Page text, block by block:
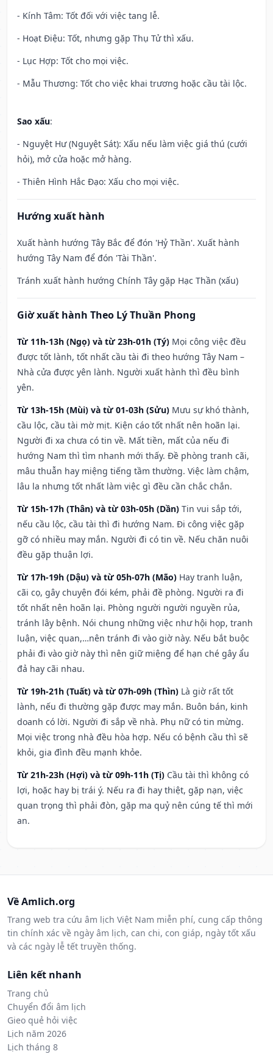
- Kính Tâm: Tốt đối với việc tang lễ.
- Hoạt Điệu: Tốt, nhưng gặp Thụ Tử thì xấu.
- Lục Hợp: Tốt cho mọi việc.
- Mẫu Thương: Tốt cho việc khai trương hoặc cầu tài lộc.
Sao xấu:
- Nguyệt Hư (Nguyệt Sát): Xấu nếu làm việc giá thú (cưới
hỏi), mở cửa hoặc mở hàng.
- Thiên Hình Hắc Đạo: Xấu cho mọi việc.
Hướng xuất hành
Xuất hành hướng Tây Bắc để đón 'Hỷ Thần'. Xuất hành
hướng Tây Nam để đón 'Tài Thần'.
Tránh xuất hành hướng Chính Tây gặp Hạc Thần (xấu)
Giờ xuất hành Theo Lý Thuần Phong
Từ 11h-13h (Ngọ) và từ 23h-01h (Tý) Mọi công việc đều
được tốt lành, tốt nhất cầu tài đi theo hướng Tây Nam –
Nhà cửa được yên lành. Người xuất hành thì đều bình
yên.
Từ 13h-15h (Mùi) và từ 01-03h (Sửu) Mưu sự khó thành,
cầu lộc, cầu tài mờ mịt. Kiện cáo tốt nhất nên hoãn lại.
Người đi xa chưa có tin về. Mất tiền, mất của nếu đi
hướng Nam thì tìm nhanh mới thấy. Đề phòng tranh cãi,
mâu thuẫn hay miệng tiếng tầm thường. Việc làm chậm,
lâu la nhưng tốt nhất làm việc gì đều cần chắc chắn.
Từ 15h-17h (Thân) và từ 03h-05h (Dần) Tin vui sắp tới,
nếu cầu lộc, cầu tài thì đi hướng Nam. Đi công việc gặp
gỡ có nhiều may mắn. Người đi có tin về. Nếu chăn nuôi
đều gặp thuận lợi.
Từ 17h-19h (Dậu) và từ 05h-07h (Mão) Hay tranh luận,
cãi cọ, gây chuyện đói kém, phải đề phòng. Người ra đi
tốt nhất nên hoãn lại. Phòng người người nguyền rủa,
tránh lây bệnh. Nói chung những việc như hội họp, tranh
luận, việc quan,…nên tránh đi vào giờ này. Nếu bắt buộc
phải đi vào giờ này thì nên giữ miệng để hạn ché gây ẩu
đả hay cãi nhau.
Từ 19h-21h (Tuất) và từ 07h-09h (Thìn) Là giờ rất tốt
lành, nếu đi thường gặp được may mắn. Buôn bán, kinh
doanh có lời. Người đi sắp về nhà. Phụ nữ có tin mừng.
Mọi việc trong nhà đều hòa hợp. Nếu có bệnh cầu thì sẽ
khỏi, gia đình đều mạnh khỏe.
Từ 21h-23h (Hợi) và từ 09h-11h (Tị) Cầu tài thì không có
lợi, hoặc hay bị trái ý. Nếu ra đi hay thiệt, gặp nạn, việc
quan trọng thì phải đòn, gặp ma quỷ nên cúng tế thì mới
an.
Về Amlich.org
Trang web tra cứu âm lịch Việt Nam miễn phí, cung cấp thông
tin chính xác về ngày âm lịch, can chi, con giáp, ngày tốt xấu
và các ngày lễ tết truyền thống.
Liên kết nhanh
Trang chủ
Chuyển đổi âm lịch
Gieo quẻ hỏi việc
Lịch năm 2026
Lịch tháng 8